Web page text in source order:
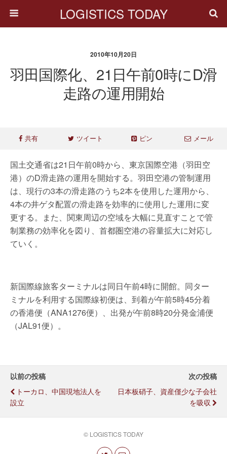
LOGISTICS TODAY
2010年10月20日
羽田国際化、21日午前0時にD滑
走路の運用開始
共有 ツイート ピン メール
国土交通省は21日午前0時から、東京国際空港（羽田空
港）のD滑走路の運用を開始する。羽田空港の管制運用
は、現行の3本の滑走路のうち2本を使用した運用から、
4本の井ゲタ配置の滑走路を効率的に使用した運用に変
更する。また、関東周辺の空域を大幅に見直すことで管
制業務の効率化を図り、首都圏空港の容量拡大に対応し
ていく。
新国際線旅客ターミナルは同日午前4時に開館。同ター
ミナルを利用する国際線初便は、到着が午前5時45分着
の香港便（ANA1276便）、出発が午前8時20分発金浦便
（JAL91便）。
以前の投稿
トーカロ、中国現地法人を
設立
次の投稿
日本板硝子、資産僅少な子会社
を吸収
© LOGISTICS TODAY